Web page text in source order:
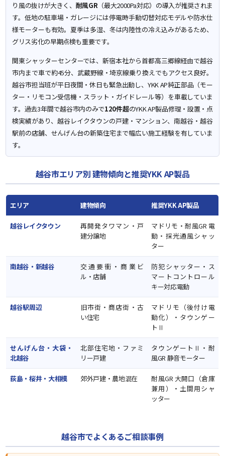
り風の抜けが大きく、 耐風GR（最大2000Pa対応）の導入が推奨されま
す。低地の駐車場・ガレージには停電時手動切替対応モデルや防水仕
様モーターも有効。夏季は多湿、冬は内陸性の冷え込みがあるため、
グリス劣化の早期点検も重要です。
関東シャッターセンターでは、新宿本社から首都高三郷線経由で越谷
市内まで車で約45分、武蔵野線・埼京線乗り換えでもアクセス良好。
越谷市担当班が平日夜間・休日も緊急出動し、YKK AP純正部品（モー
ター・リモコン受信機・スラット・ガイドレール等）を車載していま
す。過去3年間で越谷市内のみで120件超のYKK AP製品修理・設置・点
検実績があり、越谷レイクタウンの戸建・マンション、南越谷・越谷
駅前の店舗、せんげん台の新築住宅まで幅広い施工経験を有していま
す。
越谷市エリア別 建物傾向と推奨YKK AP製品
エリア 建物傾向 推奨YKK AP製品
越谷レイクタウン
再開発タワマン・戸
建分譲地
マドリモ・耐風GR 電
動・採光通風シャッ
ター
南越谷・新越谷
交通要衝・商業ビ
ル・店舗
防犯シャッター・ス
マートコントロール
キー対応電動
越谷駅周辺
旧市街・商店街・古
い住宅
マドリモ（後付け電
動化）・タウンゲー
トⅡ
せんげん台・大袋・
北越谷
北部住宅地・ファミ
リー戸建
タウンゲートⅡ・耐
風GR 静音モーター
荻島・桜井・大相模 郊外戸建・農地混在
耐風GR 大開口（倉庫
兼用）・土間用シャ
ッター
越谷市でよくあるご相談事例